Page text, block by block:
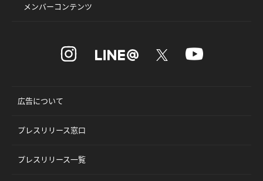
メンバーコンテンツ
広告について
プレスリリース窓口
プレスリリース一覧